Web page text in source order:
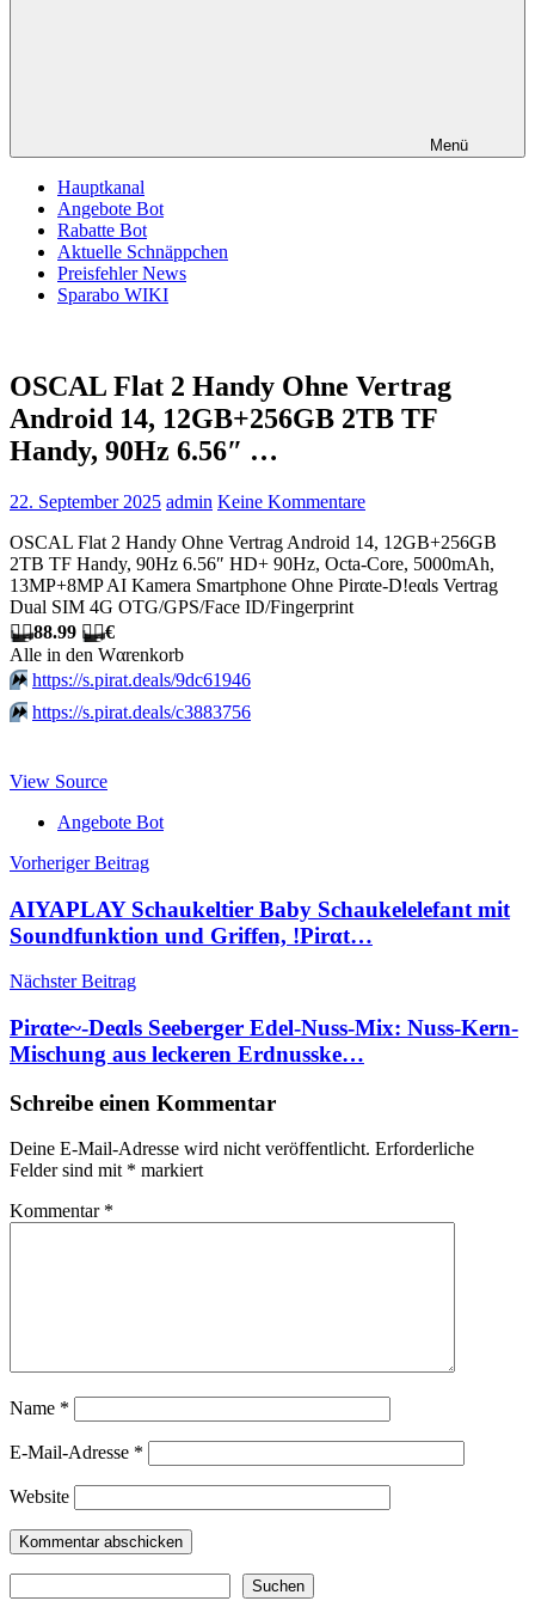
Menü
Hauptkanal
Angebote Bot
Rabatte Bot
Aktuelle Schnäppchen
Preisfehler News
Sparabo WIKI
OSCAL Flat 2 Handy Ohne Vertrag
Android 14, 12GB+256GB 2TB TF
Handy, 90Hz 6.56″ …
22. September 2025 admin Keine Kommentare
OSCAL Flat 2 Handy Ohne Vertrag Android 14, 12GB+256GB
2TB TF Handy, 90Hz 6.56″ HD+ 90Hz, Octa-Core, 5000mAh,
13MP+8MP AI Kamera Smartphone Ohne Pirαtе-D!еαls Vertrag
Dual SIM 4G OTG/GPS/Face ID/Fingerprint
🏴‍☠️88.99 🏴‍☠️€
Allе in dеn Wαrеnkοrb
⏩️ https://s.pirat.deals/9dc61946
⏩️ https://s.pirat.deals/c3883756
View Source
Angebote Bot
Beitragsnavigation
Vorheriger Beitrag
AIYAPLAY Schaukeltier Baby Schaukelelefant mit
Soundfunktion und Griffen, !Pirαt…
Nächster Beitrag
Pirαtе~-Dеαls Seeberger Edel-Nuss-Mix: Nuss-Kern-
Mischung aus leckeren Erdnusske…
Schreibe einen Kommentar
Deine E-Mail-Adresse wird nicht veröffentlicht. Erforderliche
Felder sind mit * markiert
Kommentar *
Name *
E-Mail-Adresse *
Website
Suchen